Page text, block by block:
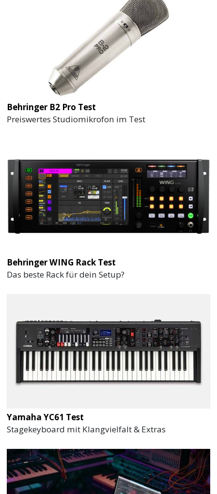
Behringer B2 Pro Test
Preiswertes Studiomikrofon im Test
Behringer WING Rack Test
Das beste Rack für dein Setup?
Yamaha YC61 Test
Stagekeyboard mit Klangvielfalt & Extras